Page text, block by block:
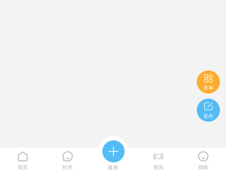

菜单

发布

首页

社区

发布

资讯

我的